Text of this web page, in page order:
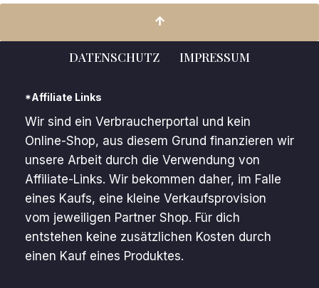
DATENSCHUTZ IMPRESSUM
*Affiliate Links
Wir sind ein Verbraucherportal und kein
Online-Shop, aus diesem Grund finanzieren wir
unsere Arbeit durch die Verwendung von
Affiliate-Links. Wir bekommen daher, im Falle
eines Kaufs, eine kleine Verkaufsprovision
vom jeweiligen Partner Shop. Für dich
entstehen keine zusätzlichen Kosten durch
einen Kauf eines Produktes.